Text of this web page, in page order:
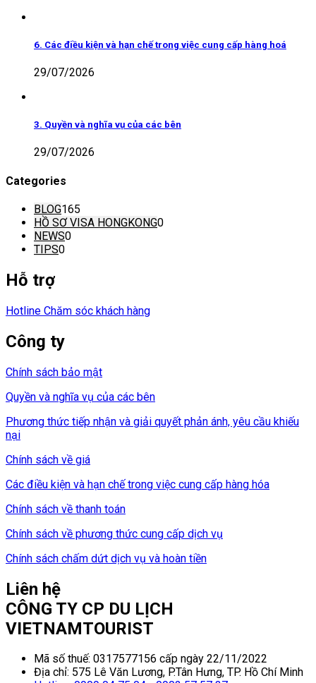
6. Các điều kiện và hạn chế trong việc cung cấp hàng hoá
29/07/2026
3. Quyền và nghĩa vụ của các bên
29/07/2026
Categories
BLOG165
HỒ SƠ VISA HONGKONG0
NEWS0
TIPS0
Hỗ trợ
Hotline Chăm sóc khách hàng
Công ty
Chính sách bảo mật
Quyền và nghĩa vụ của các bên
Phương thức tiếp nhận và giải quyết phản ánh, yêu cầu khiếu
nại
Chính sách về giá
Các điều kiện và hạn chế trong việc cung cấp hàng hóa
Chính sách về thanh toán
Chính sách về phương thức cung cấp dịch vụ
Chính sách chấm dứt dịch vụ và hoàn tiền
Liên hệ
CÔNG TY CP DU LỊCH
VIETNAMTOURIST
Mã số thuế: 0317577156 cấp ngày 22/11/2022
Địa chỉ: 575 Lê Văn Lương, P.Tân Hưng, TP. Hồ Chí Minh